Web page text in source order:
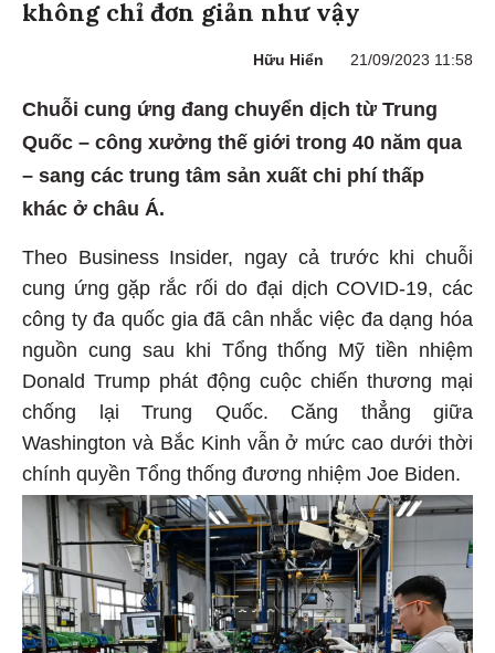
không chỉ đơn giản như vậy
Hữu Hiển 21/09/2023 11:58
Chuỗi cung ứng đang chuyển dịch từ Trung
Quốc – công xưởng thế giới trong 40 năm qua
– sang các trung tâm sản xuất chi phí thấp
khác ở châu Á.
Theo Business Insider, ngay cả trước khi chuỗi
cung ứng gặp rắc rối do đại dịch COVID-19, các
công ty đa quốc gia đã cân nhắc việc đa dạng hóa
nguồn cung sau khi Tổng thống Mỹ tiền nhiệm
Donald Trump phát động cuộc chiến thương mại
chống lại Trung Quốc. Căng thẳng giữa
Washington và Bắc Kinh vẫn ở mức cao dưới thời
chính quyền Tổng thống đương nhiệm Joe Biden.